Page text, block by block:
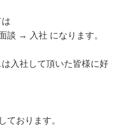
→ 入社 になります。
入社して頂いた皆様に好
おります。